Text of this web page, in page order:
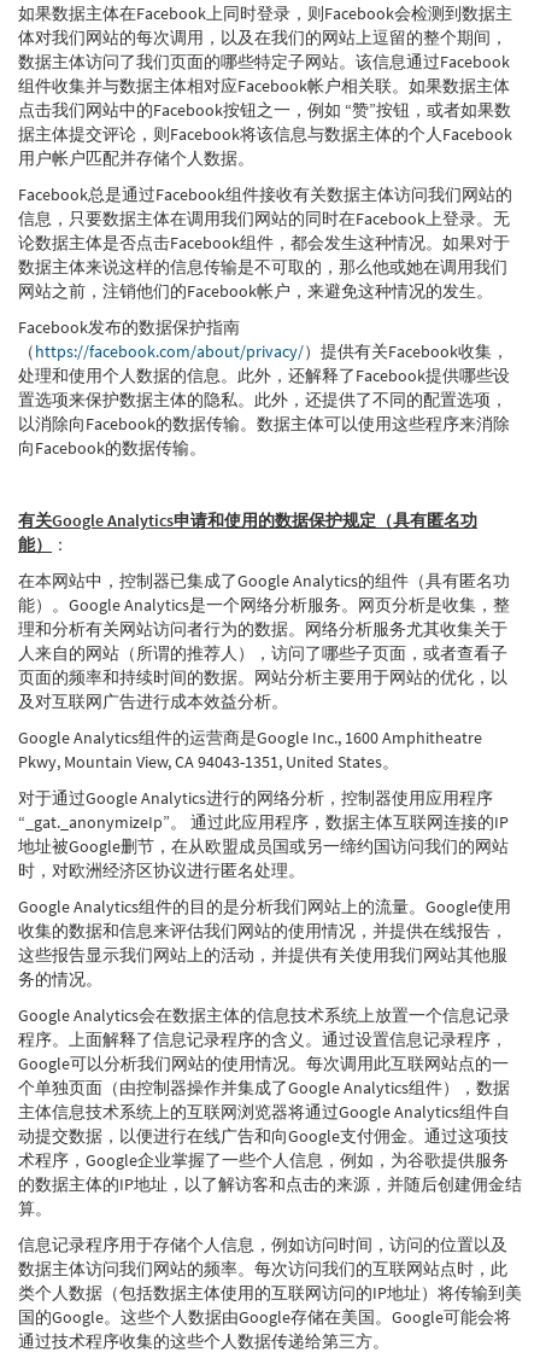
如果数据主体在Facebook上同时登录，则Facebook会检测到数据主
体对我们网站的每次调用，以及在我们的网站上逗留的整个期间，
数据主体访问了我们页面的哪些特定子网站。该信息通过Facebook
组件收集并与数据主体相对应Facebook帐户相关联。如果数据主体
点击我们网站中的Facebook按钮之一，例如 “赞”按钮，或者如果数
据主体提交评论，则Facebook将该信息与数据主体的个人Facebook
用户帐户匹配并存储个人数据。
Facebook总是通过Facebook组件接收有关数据主体访问我们网站的
信息，只要数据主体在调用我们网站的同时在Facebook上登录。无
论数据主体是否点击Facebook组件，都会发生这种情况。如果对于
数据主体来说这样的信息传输是不可取的，那么他或她在调用我们
网站之前，注销他们的Facebook帐户，来避免这种情况的发生。
Facebook发布的数据保护指南
（https://facebook.com/about/privacy/）提供有关Facebook收集，
处理和使用个人数据的信息。此外，还解释了Facebook提供哪些设
置选项来保护数据主体的隐私。此外，还提供了不同的配置选项，
以消除向Facebook的数据传输。数据主体可以使用这些程序来消除
向Facebook的数据传输。
有关Google Analytics申请和使用的数据保护规定（具有匿名功
能）
：
在本网站中，控制器已集成了Google Analytics的组件（具有匿名功
能）。Google Analytics是一个网络分析服务。网页分析是收集，整
理和分析有关网站访问者行为的数据。网络分析服务尤其收集关于
人来自的网站（所谓的推荐人），访问了哪些子页面，或者查看子
页面的频率和持续时间的数据。网站分析主要用于网站的优化，以
及对互联网广告进行成本效益分析。
Google Analytics组件的运营商是Google Inc., 1600 Amphitheatre
Pkwy, Mountain View, CA 94043-1351, United States。
对于通过Google Analytics进行的网络分析，控制器使用应用程序
“_gat._anonymizeIp”。 通过此应用程序，数据主体互联网连接的IP
地址被Google删节，在从欧盟成员国或另一缔约国访问我们的网站
时，对欧洲经济区协议进行匿名处理。
Google Analytics组件的目的是分析我们网站上的流量。Google使用
收集的数据和信息来评估我们网站的使用情况，并提供在线报告，
这些报告显示我们网站上的活动，并提供有关使用我们网站其他服
务的情况。
Google Analytics会在数据主体的信息技术系统上放置一个信息记录
程序。上面解释了信息记录程序的含义。通过设置信息记录程序，
Google可以分析我们网站的使用情况。每次调用此互联网站点的一
个单独页面（由控制器操作并集成了Google Analytics组件），数据
主体信息技术系统上的互联网浏览器将通过Google Analytics组件自
动提交数据，以便进行在线广告和向Google支付佣金。通过这项技
术程序，Google企业掌握了一些个人信息，例如，为谷歌提供服务
的数据主体的IP地址，以了解访客和点击的来源，并随后创建佣金结
算。
信息记录程序用于存储个人信息，例如访问时间，访问的位置以及
数据主体访问我们网站的频率。每次访问我们的互联网站点时，此
类个人数据（包括数据主体使用的互联网访问的IP地址）将传输到美
国的Google。这些个人数据由Google存储在美国。Google可能会将
通过技术程序收集的这些个人数据传递给第三方。